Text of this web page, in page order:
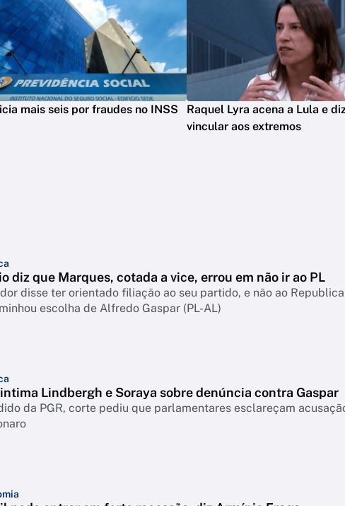
mais seis por fraudes no INSS
Raquel Lyra acena a Lula e
vincular aos extremos
diz que Marques, cotada a vice, errou em não ir ao PL
disse ter orientado filiação ao seu partido, e não ao
escolha de Alfredo Gaspar (PL-AL)
Lindbergh e Soraya sobre denúncia contra Gaspar
da PGR, corte pediu que parlamentares esclareçam